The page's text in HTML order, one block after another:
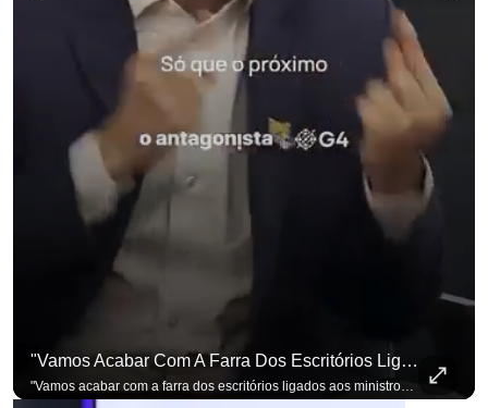
"Vamos Acabar Com A Farra Dos Escritórios Ligados Aos Ministros Do STF"
"Vamos acabar com a farra dos escritórios ligados aos ministros do STF". Essa foi a resposta de Renan Santos ao ser questionado sobre o Judiciário. Se você busca informação com credibilidade, inscreva-se agora e ative o
para não perder nenhuma atualização! Ouça O Antagonista nos principais